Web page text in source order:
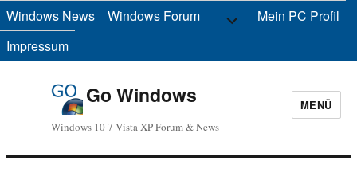
Windows News Windows Forum Untermenü
anzeigen
Mein PC Profil
Impressum
Go Windows
Windows 10 7 Vista XP Forum & News
MENÜ